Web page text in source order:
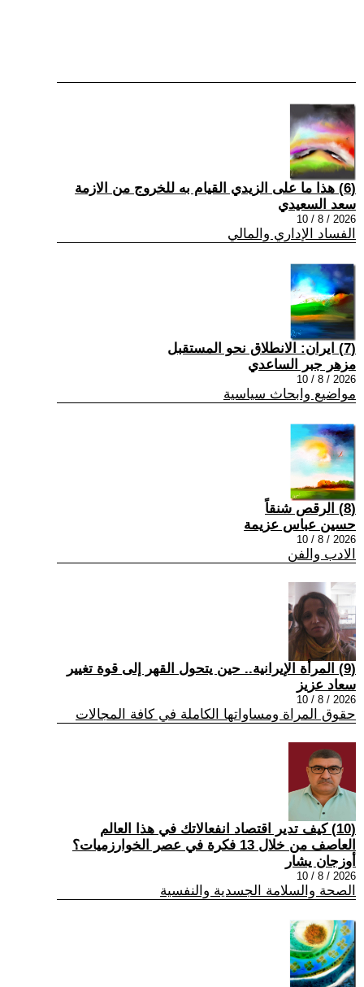
(6) هذا ما على الزيدي القيام به للخروج من الازمة
سعد السعيدي
2026 / 8 / 10
الفساد الإداري والمالي
(7) ايران: الانطلاق نحو المستقبل
مزهر جبر الساعدي
2026 / 8 / 10
مواضيع وابحاث سياسية
(8) الرقص شنقاً
حسين عباس عزيمة
2026 / 8 / 10
الادب والفن
(9) المرأة الإيرانية.. حين يتحول القهر إلى قوة تغيير
سعاد عزيز
2026 / 8 / 10
حقوق المراة ومساواتها الكاملة في كافة المجالات
(10) كيف تدير اقتصاد انفعالاتك في هذا العالم
العاصف من خلال 13 فكرة في عصر الخوارزميات؟
أوزجان يشار
2026 / 8 / 10
الصحة والسلامة الجسدية والنفسية